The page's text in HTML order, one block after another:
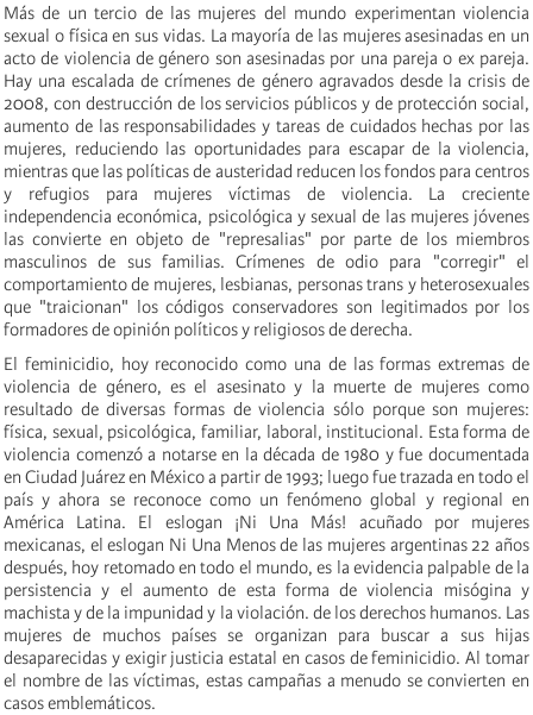
Más de un tercio de las mujeres del mundo experimentan violencia
sexual o física en sus vidas. La mayoría de las mujeres asesinadas en un
acto de violencia de género son asesinadas por una pareja o ex pareja.
Hay una escalada de crímenes de género agravados desde la crisis de
2008, con destrucción de los servicios públicos y de protección social,
aumento de las responsabilidades y tareas de cuidados hechas por las
mujeres, reduciendo las oportunidades para escapar de la violencia,
mientras que las políticas de austeridad reducen los fondos para centros
y refugios para mujeres víctimas de violencia. La creciente
independencia económica, psicológica y sexual de las mujeres jóvenes
las convierte en objeto de "represalias" por parte de los miembros
masculinos de sus familias.Crímenes de odio para "corregir" el
comportamiento de mujeres, lesbianas, personas trans y heterosexuales
que "traicionan" los códigos conservadores son legitimados por los
formadores de opinión políticos y religiosos de derecha.
El feminicidio, hoy reconocido como una de las formas extremas de
violencia de género, es el asesinato y la muerte de mujeres como
resultado de diversas formas de violencia sólo porque son mujeres:
física, sexual, psicológica, familiar, laboral, institucional. Esta forma de
violencia comenzó a notarse en la década de 1980 y fue documentada
en Ciudad Juárez en México a partir de 1993; luego fuetrazada en todo el
país y ahora se reconoce como un fenómeno global y regional en
América Latina. El eslogan ¡Ni Una Más! acuñado por mujeres
mexicanas, el eslogan Ni Una Menos de las mujeres argentinas 22 años
después, hoy retomado en todo el mundo, es la evidencia palpable de la
persistencia y el aumento de esta forma de violencia misógina y
machista y de la impunidad y la violación. de los derechos humanos. Las
mujeres de muchos países se organizan para buscar a sus hijas
desaparecidas y exigir justicia estatal en casos de feminicidio. Al tomar
el nombre de las víctimas, estas campañas a menudo se convierten en
casos emblemáticos.